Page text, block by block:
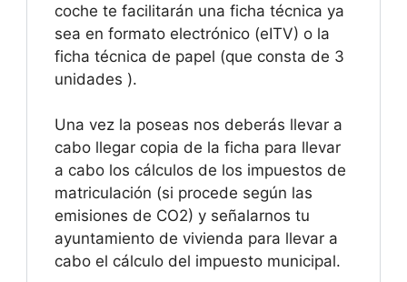
coche te facilitarán una ficha técnica ya
sea en formato electrónico (eITV) o la
ficha técnica de papel (que consta de 3
unidades ).
Una vez la poseas nos deberás llevar a
cabo llegar copia de la ficha para llevar
a cabo los cálculos de los impuestos de
matriculación (si procede según las
emisiones de CO2) y señalarnos tu
ayuntamiento de vivienda para llevar a
cabo el cálculo del impuesto municipal.